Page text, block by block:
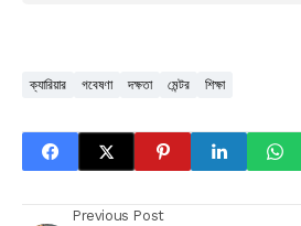
ক্যারিয়ার গবেষণা দক্ষতা মেন্টর শিক্ষা
Previous Post